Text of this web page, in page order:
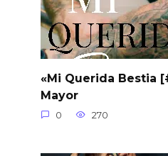
«Mi Querida Bestia
Mayor
0 270